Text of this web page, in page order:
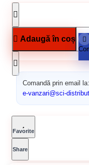
Adaugă în coș
Comandă prin email la:
e-vanzari@sci-
Favorite
Share